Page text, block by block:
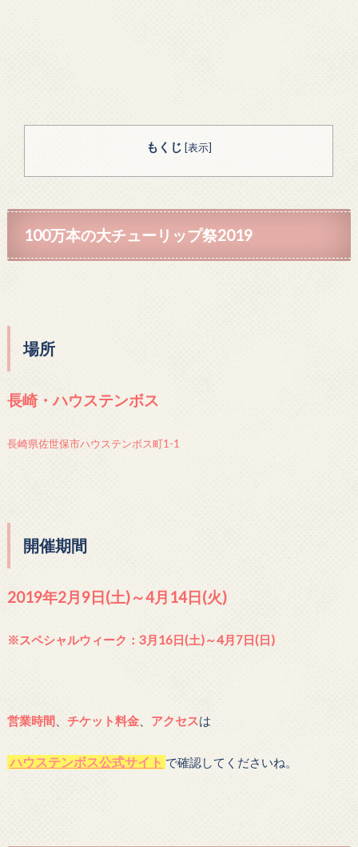
もくじ [表示]
100万本の大チューリップ祭2019
場所
長崎・ハウステンボス
長崎県佐世保市ハウステンボス町1-1
開催期間
2019年2月9日(土)～4月14日(火)
※スペシャルウィーク：3月16日(土)～4月7日(日)
営業時間 チケット料金、 アクセスは
ハウステンボス公式サイト で確認してくださいね。